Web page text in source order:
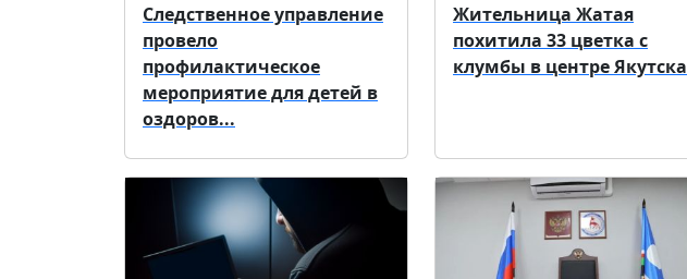
Следственное управление
провело
профилактическое
мероприятие для детей в
оздоров...
Жительница Жатая
похитила 33 цветка с
клумбы в центре Якутска